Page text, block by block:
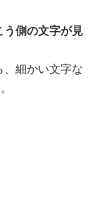
う側の文字が見
、細かい文字な